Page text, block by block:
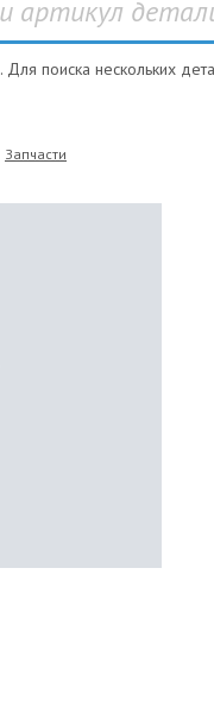
. Для поиска нескольких
Запчасти